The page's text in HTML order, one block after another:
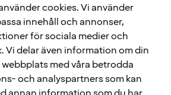
cookies. Vi använder
innehåll och annonser,
för sociala medier och
Vi delar även information om din
med våra betrodda
och analyspartners som kan